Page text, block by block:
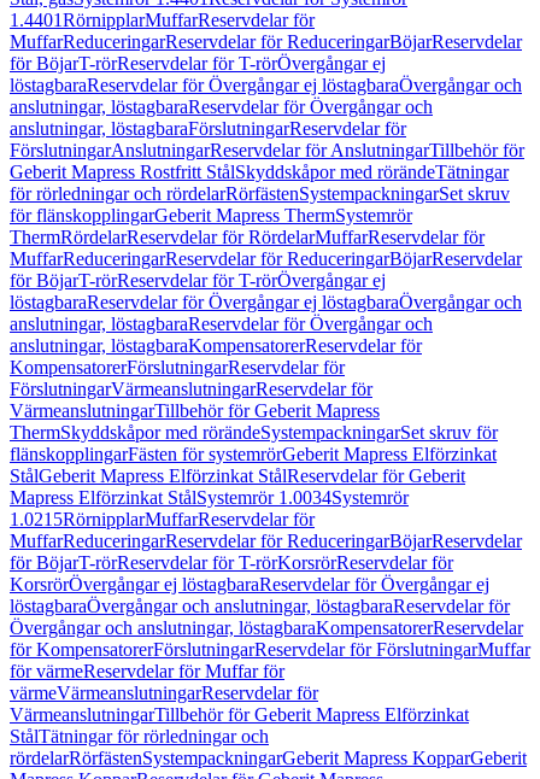
1.4401RörnipplarMuffarReservdelar för
MuffarReduceringarReservdelar för ReduceringarBöjarReservdelar
för BöjarT-rörReservdelar för T-rörÖvergångar ej
löstagbaraReservdelar för Övergångar ej löstagbaraÖvergångar och
anslutningar, löstagbaraReservdelar för Övergångar och
anslutningar, löstagbaraFörslutningarReservdelar för
FörslutningarAnslutningarReservdelar för AnslutningarTillbehör för
Geberit Mapress Rostfritt StålSkyddskåpor med rörändeTätningar
för rörledningar och rördelarRörfästenSystempackningarSet skruv
för flänskopplingarGeberit Mapress ThermSystemrör
ThermRördelarReservdelar för RördelarMuffarReservdelar för
MuffarReduceringarReservdelar för ReduceringarBöjarReservdelar
för BöjarT-rörReservdelar för T-rörÖvergångar ej
löstagbaraReservdelar för Övergångar ej löstagbaraÖvergångar och
anslutningar, löstagbaraReservdelar för Övergångar och
anslutningar, löstagbaraKompensatorerReservdelar för
KompensatorerFörslutningarReservdelar för
FörslutningarVärmeanslutningarReservdelar för
VärmeanslutningarTillbehör för Geberit Mapress
ThermSkyddskåpor med rörändeSystempackningarSet skruv för
flänskopplingarFästen för systemrörGeberit Mapress Elförzinkat
StålGeberit Mapress Elförzinkat StålReservdelar för Geberit
Mapress Elförzinkat StålSystemrör 1.0034Systemrör
1.0215RörnipplarMuffarReservdelar för
MuffarReduceringarReservdelar för ReduceringarBöjarReservdelar
för BöjarT-rörReservdelar för T-rörKorsrörReservdelar för
KorsrörÖvergångar ej löstagbaraReservdelar för Övergångar ej
löstagbaraÖvergångar och anslutningar, löstagbaraReservdelar för
Övergångar och anslutningar, löstagbaraKompensatorerReservdelar
för KompensatorerFörslutningarReservdelar för FörslutningarMuffar
för värmeReservdelar för Muffar för
värmeVärmeanslutningarReservdelar för
VärmeanslutningarTillbehör för Geberit Mapress Elförzinkat
StålTätningar för rörledningar och
rördelarRörfästenSystempackningarGeberit Mapress KopparGeberit